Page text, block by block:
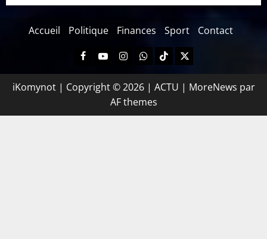
Accueil Politique Finances Sport Contact
iKomynot | Copyright © 2026 | ACTU | MoreNews par
AF themes